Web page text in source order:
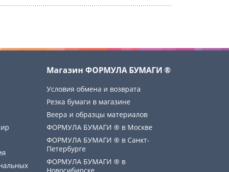
Магазин ФОРМУЛА БУМАГИ ®
Условия обмена и возврата
Резка бумаги в магазине
Веера и образцы материалов
ФОРМУЛА БУМАГИ ® в Москве
ФОРМУЛА БУМАГИ ® в Санкт-
Петербурге
ФОРМУЛА БУМАГИ ® в
Новосибирске